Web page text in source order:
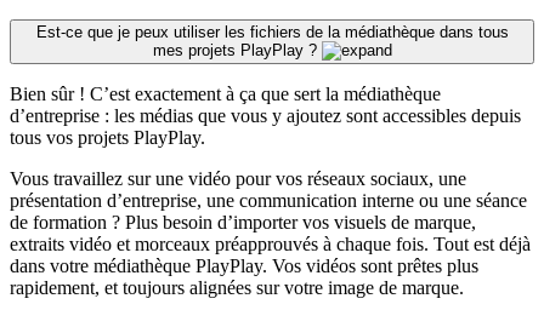
Est-ce que je peux utiliser les fichiers de la médiathèque dans tous
mes projets PlayPlay ?
Bien sûr ! C’est exactement à ça que sert la médiathèque
d’entreprise : les médias que vous y ajoutez sont accessibles depuis
tous vos projets PlayPlay.
Vous travaillez sur une vidéo pour vos réseaux sociaux, une
présentation d’entreprise, une communication interne ou une séance
de formation ? Plus besoin d’importer vos visuels de marque,
extraits vidéo et morceaux préapprouvés à chaque fois. Tout est déjà
dans votre médiathèque PlayPlay. Vos vidéos sont prêtes plus
rapidement, et toujours alignées sur votre image de marque.